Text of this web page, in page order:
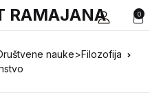
0
RAMAJANA
nauke>Filozofija